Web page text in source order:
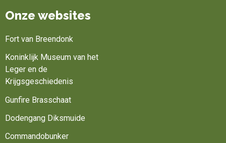
Onze websites
Fort van Breendonk
Koninklijk Museum van het
Leger en de
Krijgsgeschiedenis
Gunfire Brasschaat
Dodengang Diksmuide
Commandobunker